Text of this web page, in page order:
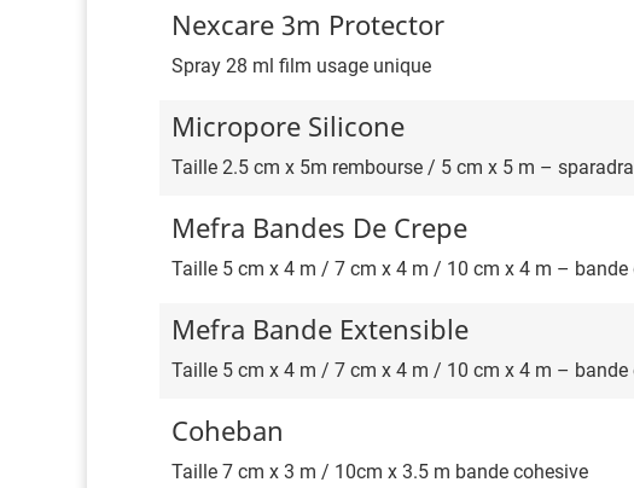
Nexcare 3m Protector
Spray 28 ml film usage unique
Micropore Silicone
Taille 2.5 cm x 5m rembourse / 5 cm x 5 m –
Mefra Bandes De Crepe
Taille 5 cm x 4 m / 7 cm x 4 m / 10 cm x 4 m – bande
Mefra Bande Extensible
Taille 5 cm x 4 m / 7 cm x 4 m / 10 cm x 4 m – bande
Coheban
Taille 7 cm x 3 m / 10cm x 3.5 m bande cohesive